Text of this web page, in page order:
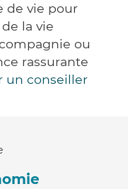
de vie pour
la vie
ou
rassurante
un conseiller